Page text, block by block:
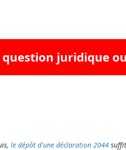
question juridique
le dépôt d'une déclaration 2044